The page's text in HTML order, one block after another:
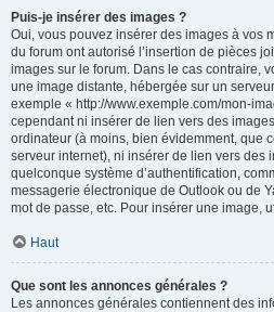
Puis-je insérer des images ?
Oui, vous pouvez insérer des images à vos
du forum ont autorisé l’insertion de pièces
images sur le forum. Dans le cas contraire,
une image distante, hébergée sur un
exemple « http://www.exemple.com/mon-
cependant ni insérer de lien vers des
ordinateur (à moins, bien évidemment, que
serveur internet), ni insérer de lien vers des
quelconque système d’authentification,
messagerie électronique de Outlook ou de
mot de passe, etc. Pour insérer une image,
Haut
Que sont les annonces générales ?
Les annonces générales contiennent des